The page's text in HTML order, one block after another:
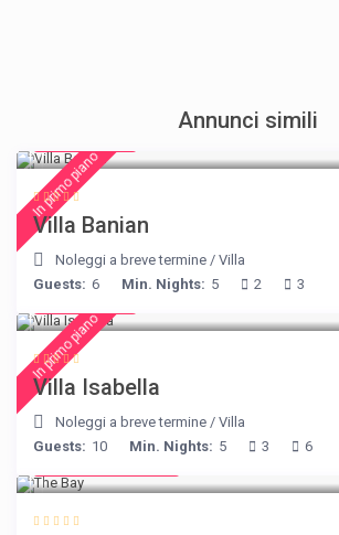
Annunci simili
In primo piano
Villa Banian
Noleggi a breve termine /Villa
Guests: 6 Min. Nights: 5 2 3
In primo piano
Villa Isabella
Noleggi a breve termine /Villa
Guests: 10 Min. Nights: 5 3 6